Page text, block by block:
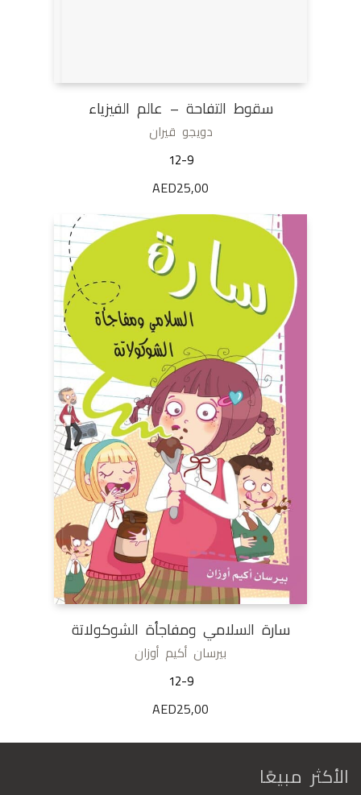
سقوط التفاحة – عالم الفيزياء
دويجو قيران
12-9
AED25,00
سارة السلامي ومفاجأة الشوكولاتة
بيرسان أكيم أوزان
12-9
AED25,00
الأكثر مبيعًا